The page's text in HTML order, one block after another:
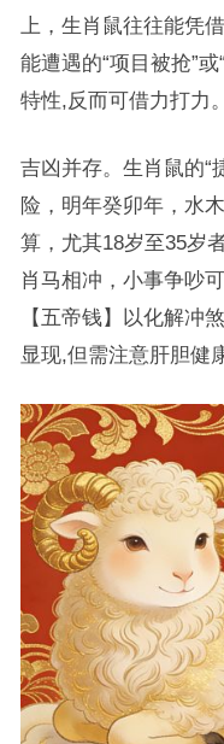
上，生肖鼠往往能凭
能遭遇的“项目被抢”
特性,反而可借力打力。
吉凶并存。生肖鼠的“
险，明年癸卯年，水
算，尤其18岁至35岁
肖马相冲，小事争吵
【五帝钱】以化解冲
显现,但需注意肝胆健